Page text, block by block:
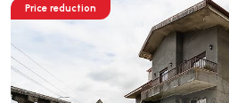
Price reduction